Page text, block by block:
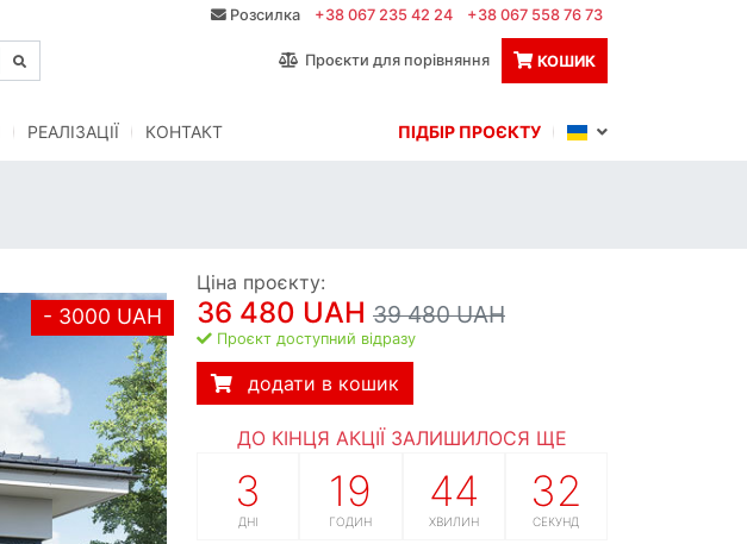
Розсилка +38 067 235 42 24 +38 067 558 76 73
Проєкти для порівняння КОШИК
РЕАЛІЗАЦІЇ КОНТАКТ ПІДБІР ПРОЄКТУ
- 3000 UAH
Ціна проєкту:
36 480 UAH 39 480 UAH
Проєкт доступний відразу
додати в кошик
ДО КІНЦЯ АКЦІЇ ЗАЛИШИЛОСЯ ЩЕ
3
ДНІ
19
ГОДИН
44
ХВИЛИН
31
СЕКУНД